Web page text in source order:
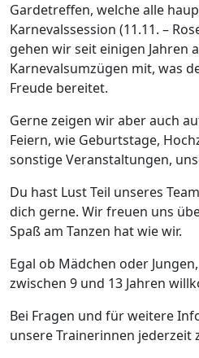
Gardetreffen, welche alle
Karnevalssession (11.11. –
gehen wir seit einigen Jahren
Karnevalsumzügen mit, was
Freude bereitet.
Gerne zeigen wir aber auch
Feiern, wie Geburtstage,
sonstige Veranstaltungen,
Du hast Lust Teil unseres
dich gerne. Wir freuen uns
Spaß am Tanzen hat wie wir.
Egal ob Mädchen oder
zwischen 9 und 13 Jahren
Bei Fragen und für weitere
unsere Trainerinnen jederzeit